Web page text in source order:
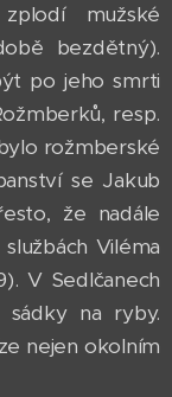
mužské
bezdětný).
po jeho smrti
resp.
rožmberské
se Jakub
že nadále
Viléma
V Sedlčanech
sádky na ryby.
nejen okolním